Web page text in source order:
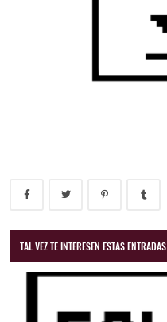
TAL VEZ TE INTERESEN ESTAS ENTRADAS